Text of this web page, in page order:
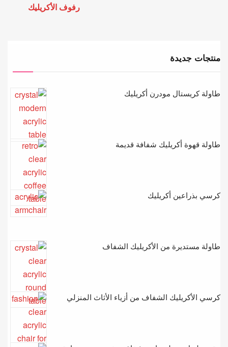
رفوف الأكريليك
منتجات جديدة
طاولة كريستال مودرن أكريليك
طاولة قهوة أكريليك شفافة قديمة
كرسي بذراعين أكريليك
طاولة مستديرة من الأكريليك الشفاف
كرسي الأكريليك الشفاف من أزياء الأثاث المنزلي